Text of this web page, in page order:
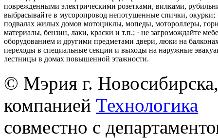
поврежденными электрическими розетками, вилками,
выбрасывайте в мусоропровод непотушенные спички, окурки;
подвалах жилых домов мотоциклы, мопеды, мотороллеры,
материалы, бензин, лаки, краски и т.п.; · не загромождайте
оборудованием и другими предметами двери, люки на
переходы в специальные секции и выходы на наружные
лестницы в домах повышенной этажности.
© Мэрия г.
компанией Технологика
совместно с